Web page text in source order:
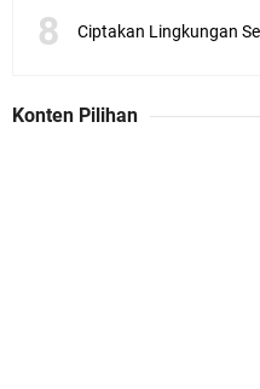
Konten Pilihan